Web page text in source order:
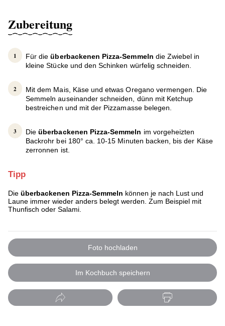
Zubereitung
Für dieüberbackenen Pizza-Semmeln die Zwiebel in
kleine Stücke und den Schinken würfelig schneiden.
Mit dem Mais, Käse und etwas Oregano vermengen. Die
Semmeln auseinander schneiden, dünn mit Ketchup
bestreichen und mit der Pizzamasse belegen.
Dieüberbackenen Pizza-Semmeln im vorgeheizten
Backrohr bei 180° ca. 10-15 Minuten backen, bis der Käse
zerronnen ist.
Tipp
Die überbackenen Pizza-Semmeln können je nach Lust und
Laune immer wieder anders belegt werden. Zum Beispiel mit
Thunfisch oder Salami.
Foto hochladen
Im Kochbuch speichern